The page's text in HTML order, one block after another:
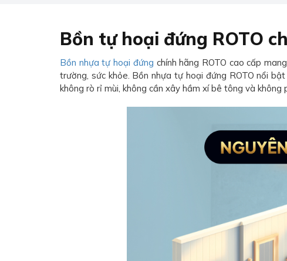
Bồn tự hoại đứng ROTO
Bồn nhựa tự hoại đứng chính hãng ROTO cao cấp
trường, sức khỏe. Bồn nhựa tự hoại đứng ROTO nổi
không rò rỉ mùi, không cần xây hầm xí bê tông và